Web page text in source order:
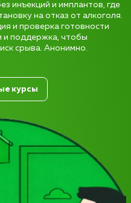
инъекций и имплантов, где
на отказ от алкоголя.
и проверка готовности
и поддержка, чтобы
срыва. Анонимно.
курсы